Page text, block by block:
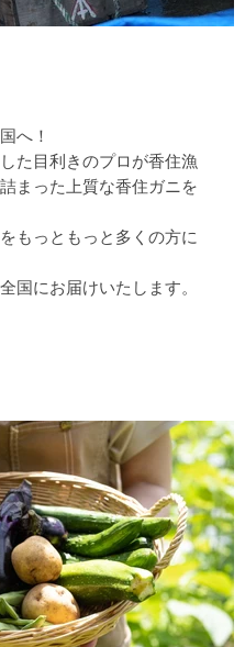
へ！
た目利きのプロが香住漁
まった上質な香住ガニを
もっともっと多くの方に
国にお届けいたします。